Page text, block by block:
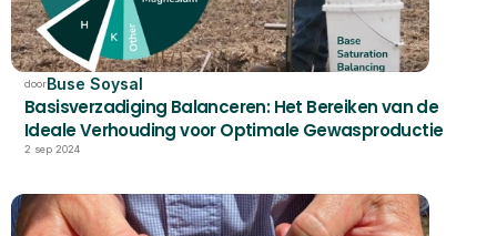
doorBuse Soysal
Basisverzadiging Balanceren: Het Bereiken van de
Ideale Verhouding voor Optimale Gewasproductie
2 sep 2024